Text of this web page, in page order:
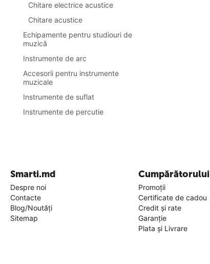
Chitare electrice acustice
Chitare acustice
Echipamente pentru studiouri de
muzică
Instrumente de arc
Accesorii pentru instrumente
muzicale
Instrumente de suflat
Instrumente de percutie
Smarti.md
Despre noi
Contacte
Blog/Noutăți
Sitemap
Cumpărătorului
Promoții
Certificate de cadou
Credit și rate
Garanție
Plata și Livrare